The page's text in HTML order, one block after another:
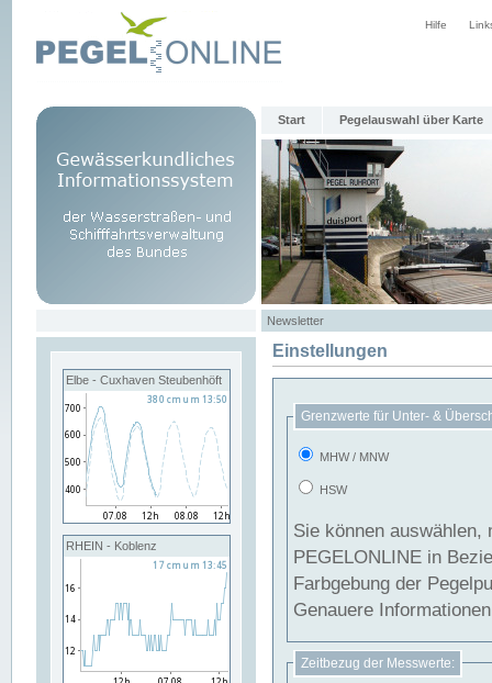
Hilfe
Start Pegelauswahl über Karte
Newsletter
Elbe - Cuxhaven Steubenhöft
RHEIN - Koblenz
Einstellungen
Grenzwerte für Unter- &
MHW / MNW
HSW
Sie können
PEGELONLINE in Beziehung
Farbgebung der
Genauere
Zeitbezug der Messwerte: